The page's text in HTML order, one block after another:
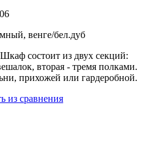
венге/бел.дуб
состоит из двух секций:
вторая - тремя полками.
прихожей или гардеробной.
из сравнения